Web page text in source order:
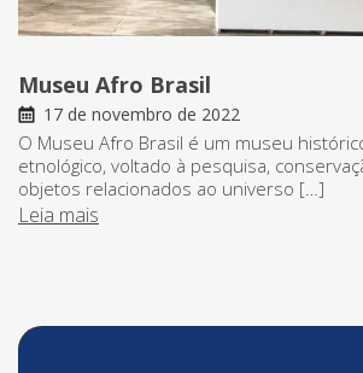
Museu Afro Brasil
17 de novembro de 2022
O Museu Afro Brasil é um museu
etnológico, voltado à pesquisa,
objetos relacionados ao universo […]
Leia mais